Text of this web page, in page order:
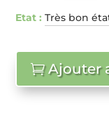
Etat : Très bon
Ajouter